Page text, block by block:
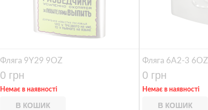
Фляга 9Y29 9OZ
0 грн
Немає в наявності
В КОШИК
Фляга 6A2-3 6OZ
0 грн
Немає в наявності
В КОШИК